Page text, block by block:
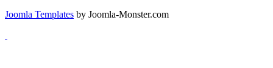
Joomla Templates by Joomla-Monster.com